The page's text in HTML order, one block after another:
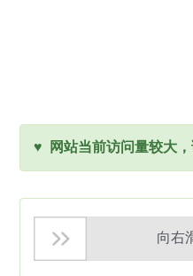
♥ 网站当前访问量较大
向右